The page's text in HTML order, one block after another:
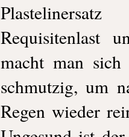
Requisitenlast
macht man
schmutzig, um
Regen wieder